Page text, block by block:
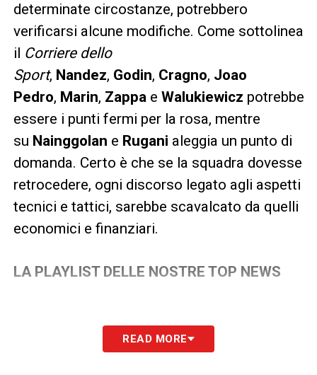
determinate circostanze, potrebbero
verificarsi alcune modifiche. Come sottolinea
il Corriere dello
Sport, Nandez, Godin, Cragno, Joao
Pedro, Marin, Zappae Walukiewicz potrebbero
essere i punti fermi per la rosa, mentre
su Nainggolan e Rugani aleggia un punto di
domanda. Certo è che se la squadra dovesse
retrocedere, ogni discorso legato agli aspetti
tecnici e tattici, sarebbe scavalcato da quelli
economici e finanziari.
LA PLAYLIST DELLE NOSTRE TOP NEWS
READ MORE